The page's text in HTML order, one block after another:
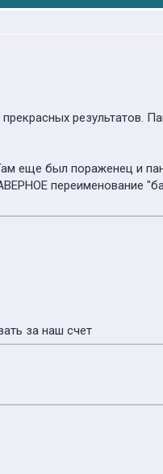
результатов.
еще был пораженец и
переименование
за наш счет